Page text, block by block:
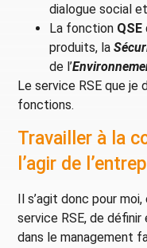
dialogue social
La fonction QSE
produits, la
de l’
Le service RSE que je
fonctions.
Travailler à la
l’agir de
Il s’agit donc pour
service RSE, de
dans le management